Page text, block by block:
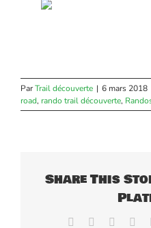
ParTrail découverte | 6 mars 2018
road, rando trail découverte,
Share This
Facebook Reddit